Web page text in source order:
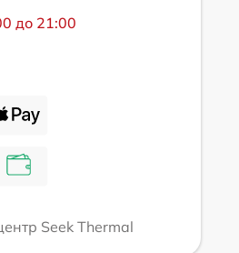
до 21:00
Seek Thermal